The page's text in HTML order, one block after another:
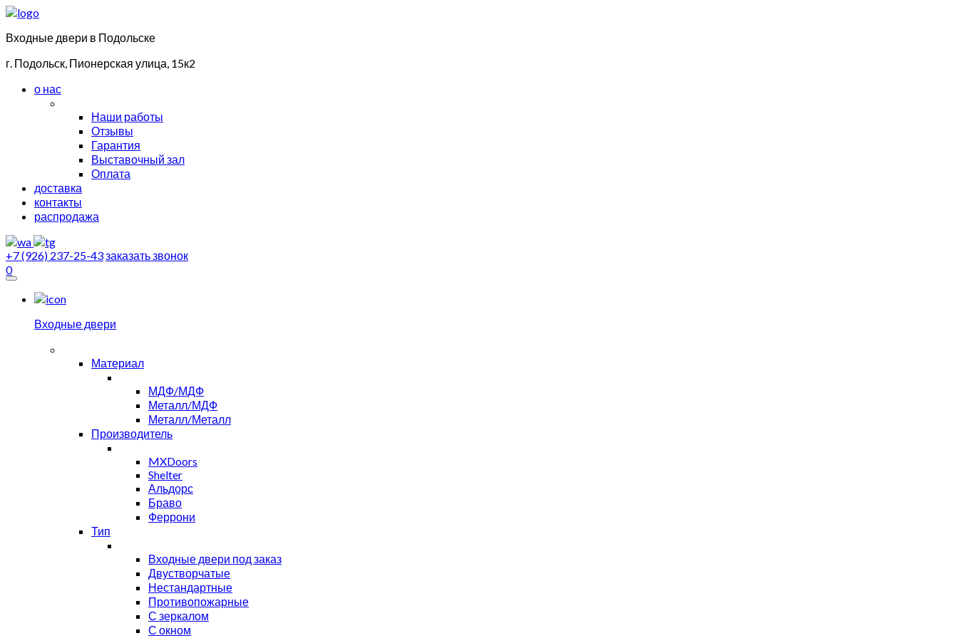
Входные двери в Подольске
г. Подольск, Пионерская улица, 15к2
о нас
Наши работы
Отзывы
Гарантия
Выставочный зал
Оплата
доставка
контакты
распродажа
+7 (926) 237-25-43заказать звонок
0
Входные двери
Материал
МДФ/МДФ
Металл/МДФ
Металл/Металл
Производитель
MXDoors
Shelter
Альдорс
Браво
Феррони
Тип
Входные двери под заказ
Двустворчатые
Нестандартные
Противопожарные
С зеркалом
С окном